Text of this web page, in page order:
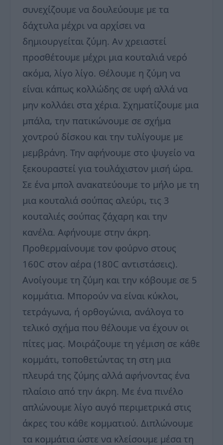
συνεχίζουμε να δουλεύουμε με τα
δάχτυλα μέχρι να αρχίσει να
δημιουργείται ζύμη. Αν χρειαστεί
προσθέτουμε μέχρι μια κουταλιά νερό
ακόμα, λίγο λίγο. Θέλουμε η ζύμη να
είναι κάπως κολλώδης σε υφή αλλά να
μην κολλάει στα χέρια. Σχηματίζουμε μια
μπάλα, την πατικώνουμε σε σχήμα
χοντρού δίσκου και την τυλίγουμε με
μεμβράνη. Την αφήνουμε στο ψυγείο να
ξεκουραστεί για τουλάχιστον μισή ώρα.
Σε ένα μπολ ανακατεύουμε το μήλο με τη
μια κουταλιά σούπας αλεύρι, τις 3
κουταλιές σούπας ζάχαρη και την
κανέλα. Αφήνουμε στην άκρη.
Προθερμαίνουμε τον φούρνο στους
160C στον αέρα (180C αντιστάσεις).
Ανοίγουμε τη ζύμη και την κόβουμε σε 5
κομμάτια. Μπορούν να είναι κύκλοι,
τετράγωνα, ή ορθογώνια, ανάλογα το
τελικό σχήμα που θέλουμε να έχουν οι
πίτες μας. Μοιράζουμε τη γέμιση σε κάθε
κομμάτι, τοποθετώντας τη στη μια
πλευρά της ζύμης αλλά αφήνοντας ένα
πλαίσιο από την άκρη. Με ένα πινέλο
απλώνουμε λίγο αυγό περιμετρικά στις
άκρες του κάθε κομματιού. Διπλώνουμε
τα κομμάτια ώστε να κλείσουμε μέσα τη